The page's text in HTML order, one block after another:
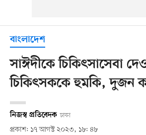
বাংলাদেশ
সাঈদীকে চিকিৎসাসেবা
চিকিৎসককে হুমকি, দুজন
নিজস্ব প্রতিবেদক ঢাকা
প্রকাশ: ১৭ আগস্ট ২০২৩, ১৮: ৪৮